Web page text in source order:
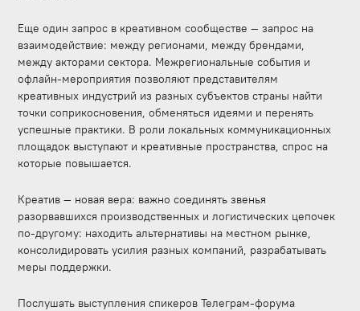
Еще один запрос в креативном сообществе — запрос на
взаимодействие: между регионами, между брендами,
между акторами сектора. Межрегиональные события и
офлайн-мероприятия позволяют представителям
креативных индустрий из разных субъектов страны найти
точки соприкосновения, обменяться идеями и перенять
успешные практики. В роли локальных коммуникационных
площадок выступают и креативные пространства, спрос на
которые повышается.
Креатив — новая вера: важно соединять звенья
разорвавшихся производственных и логистических цепочек
по-другому: находить альтернативы на местном рынке,
консолидировать усилия разных компаний, разрабатывать
меры поддержки.
Послушать выступления спикеров Телеграм-форума